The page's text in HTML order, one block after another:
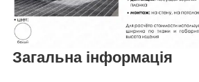
Загальна інформація